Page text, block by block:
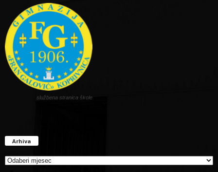
službena stranica škole
Arhiva